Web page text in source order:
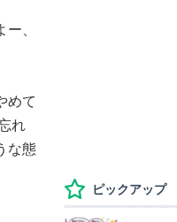
、
めて
れ
な態
ピックアップ